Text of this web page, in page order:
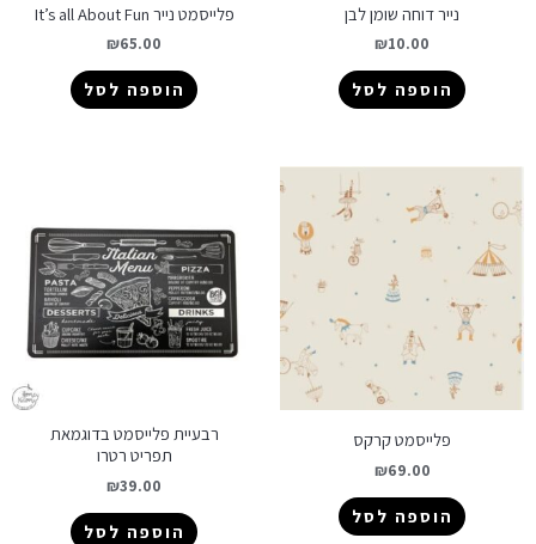
נייר דוחה שומן לבן
₪10.00
הוספה לסל
פלייסמט נייר It’s all About Fun
₪65.00
הוספה לסל
פלייסמט קרקס
₪69.00
הוספה לסל
רבעיית פלייסמט בדוגמאת
תפריט רטרו
₪39.00
הוספה לסל